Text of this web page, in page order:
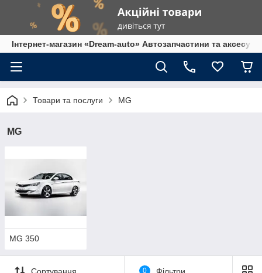
Інтернет-магазин «Dream-auto» Автозапчастини та
Товари та послуги MG
MG
MG 350
Сортування 0 Фільтри